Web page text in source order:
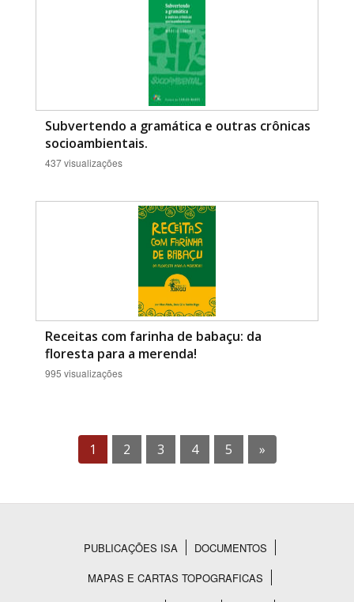
Subvertendo a gramática e outras crônicas
socioambientais.
437 visualizações
Receitas com farinha de babaçu: da
floresta para a merenda!
995 visualizações
1 2 3 4 5 »
Rodapé
PUBLICAÇÕES ISA
DOCUMENTOS
MAPAS E CARTAS TOPOGRAFICAS